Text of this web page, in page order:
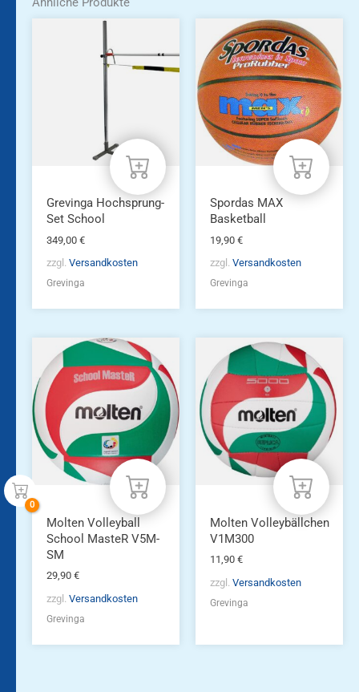
Grevinga Hochsprung-
Set School
349,00 €
zzgl. Versandkosten
Grevinga
Spordas MAX
Basketball
19,90 €
zzgl. Versandkosten
Grevinga
Molten Volleyball
School MasteR V5M-
SM
29,90 €
zzgl. Versandkosten
Grevinga
Molten Volleybällchen
V1M300
11,90 €
zzgl. Versandkosten
Grevinga